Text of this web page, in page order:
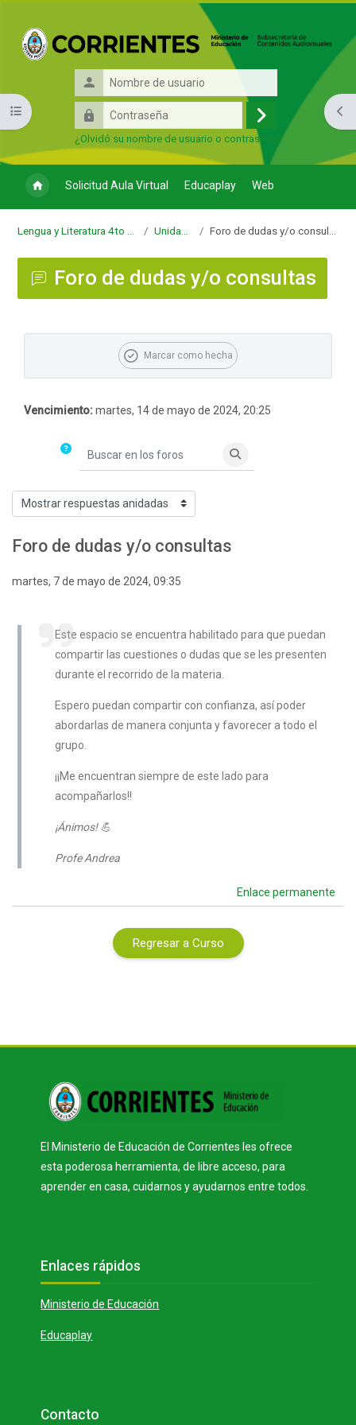
Nombre
de
usuario
Contraseña
Acceder
¿Olvidó su nombre de usuario o contraseña?
Solicitud Aula Virtual Educaplay Web
Abrir índice del curso
Foro de dudas y/o consultas
Requisitos de finalización
Marcar como hecha
Vencimiento:martes, 14 de mayo de 2024, 20:25
Buscar en los foros
Buscar en los foros
Mostrar modo
Foro de dudas y/o consultas
Este espacio se encuentra habilitado para que puedan
compartir las cuestiones o dudas que se les presenten
durante el recorrido de la materia.
Espero puedan compartir con confianza, así poder
abordarlas de manera conjunta y favorecer a todo el
grupo.
¡¡Me encuentran siempre de este lado para
acompañarlos!!
¡Ánimos! 💪
Profe Andrea
Enlace permanente
martes, 7 de mayo de 2024, 09:35
Número de respuestas: 0
Regresar a Curso
El Ministerio de Educación de Corrientes les ofrece
esta poderosa herramienta, de libre acceso, para
aprender en casa, cuidarnos y ayudarnos entre todos.
Bloques
Enlaces rápidos
Ministerio de Educación
Educaplay
Bloques
Contacto